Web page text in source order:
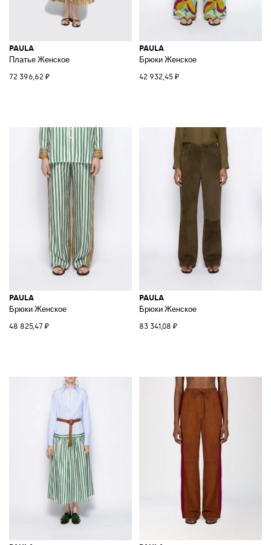
PAULA
Платье Женское
72 396,62 ₽
PAULA
Брюки Женское
42 932,45 ₽
PAULA
Брюки Женское
48 825,47 ₽
PAULA
Брюки Женское
83 341,08 ₽